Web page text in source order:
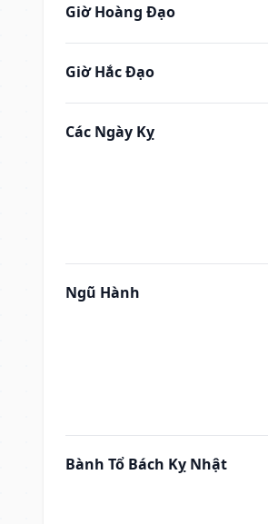
Giờ Hoàng Đạo
Giờ Hắc Đạo
Các Ngày Kỵ
Ngũ Hành
Bành Tổ Bách Kỵ Nhật